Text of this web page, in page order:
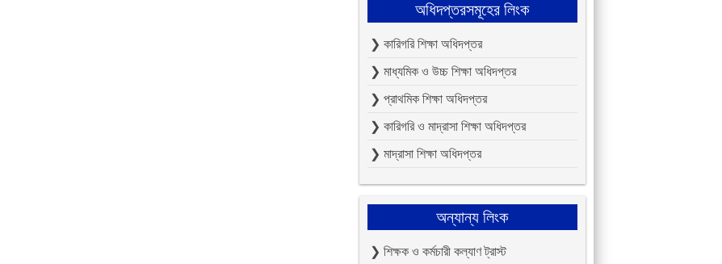
অধিদপ্তরসমূহের লিংক
❯ কারিগরি শিক্ষা অধিদপ্তর
❯ মাধ্যমিক ও উচ্চ শিক্ষা অধিদপ্তর
❯ প্রাথমিক শিক্ষা অধিদপ্তর
❯ কারিগরি ও মাদ্রাসা শিক্ষা অধিদপ্তর
❯ মাদ্রাসা শিক্ষা অধিদপ্তর
অন্যান্য লিংক
❯ শিক্ষক ও কর্মচারী কল্যাণ ট্রাস্ট